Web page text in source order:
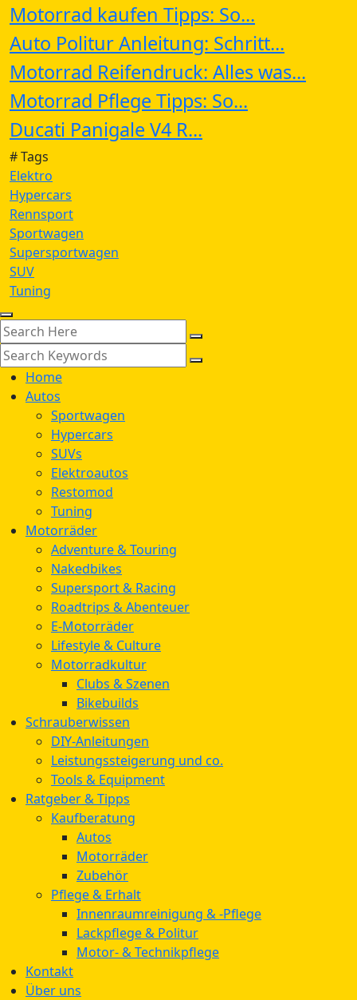
Motorrad kaufen Tipps: So...
Auto Politur Anleitung: Schritt...
Motorrad Reifendruck: Alles was...
Motorrad Pflege Tipps: So...
Ducati Panigale V4 R...
# Tags
Elektro
Hypercars
Rennsport
Sportwagen
Supersportwagen
SUV
Tuning
Home
Autos
Sportwagen
Hypercars
SUVs
Elektroautos
Restomod
Tuning
Motorräder
Adventure & Touring
Nakedbikes
Supersport & Racing
Roadtrips & Abenteuer
E-Motorräder
Lifestyle & Culture
Motorradkultur
Clubs & Szenen
Bikebuilds
Schrauberwissen
DIY-Anleitungen
Leistungssteigerung und co.
Tools & Equipment
Ratgeber & Tipps
Kaufberatung
Autos
Motorräder
Zubehör
Pflege & Erhalt
Innenraumreinigung & -Pflege
Lackpflege & Politur
Motor- & Technikpflege
Kontakt
Über uns